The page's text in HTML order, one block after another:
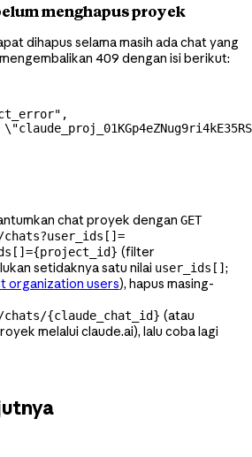
menghapus proyek
dihapus selama masih ada chat yang
409 dengan isi berikut:
,
\"
chat proyek dengan GET
chats?user_ids[]=
(filter
setidaknya satu nilai user_ids[] ;
organization users), hapus masing-
chats/{claude_chat_id} (atau
melalui claude.ai), lalu coba lagi